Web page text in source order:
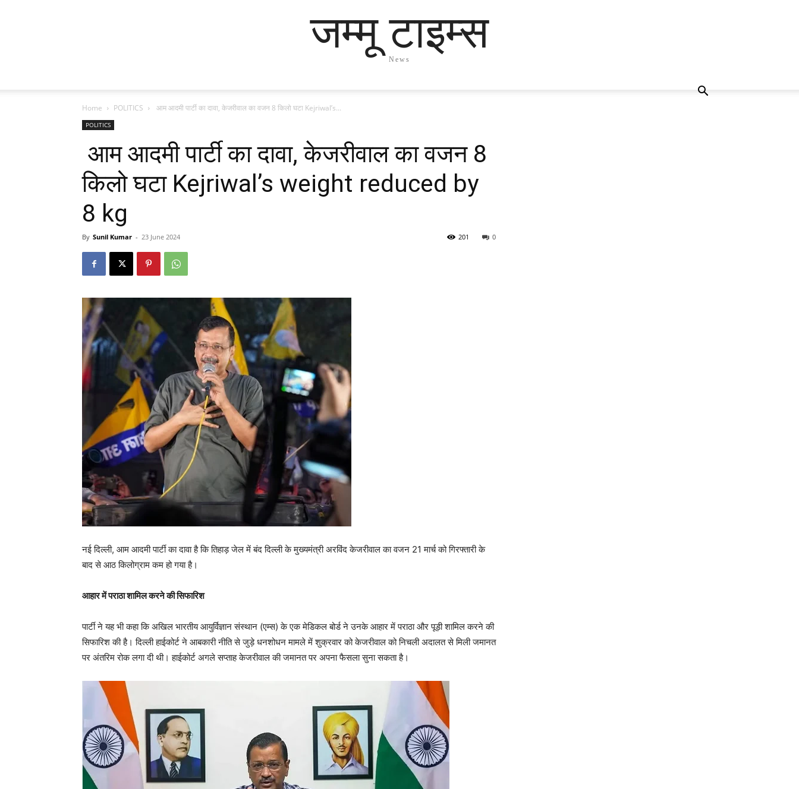
जम्मू टाइम्स
News
Home POLITICS आम आदमी पार्टी का दावा, केजरीवाल का वजन 8 किलो घटा Kejriwal’s...
POLITICS
आम आदमी पार्टी का दावा, केजरीवाल का वजन 8
किलो घटा Kejriwal’s weight reduced by
8 kg
By Sunil Kumar - 23 June 2024 0
201
नई दिल्ली, आम आदमी पार्टी का दावा है कि तिहाड़ जेल में बंद दिल्ली के मुख्यमंत्री अरविंद केजरीवाल का वजन 21 मार्च को गिरफ्तारी के
बाद से आठ किलोग्राम कम हो गया है।
आहार में पराठा शामिल करने की सिफारिश
पार्टी ने यह भी कहा कि अखिल भारतीय आयुर्विज्ञान संस्थान (एम्स) के एक मेडिकल बोर्ड ने उनके आहार में पराठा और पूड़ी शामिल करने की
सिफारिश की है। दिल्ली हाईकोर्ट ने आबकारी नीति से जुड़े धनशोधन मामले में शुक्रवार को केजरीवाल को निचली अदालत से मिली जमानत
पर अंतरिम रोक लगा दी थी। हाईकोर्ट अगले सप्ताह केजरीवाल की जमानत पर अपना फैसला सुना सकता है।